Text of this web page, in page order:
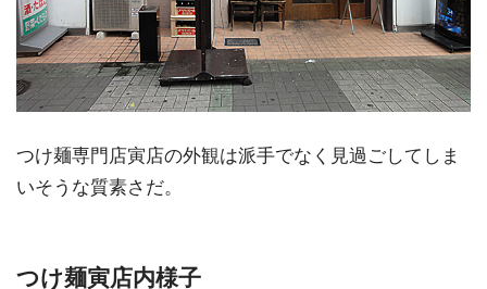
つけ麺専門店寅店の外観は派手でなく見過ごしてしま
いそうな質素さだ。
つけ麺寅店内様子